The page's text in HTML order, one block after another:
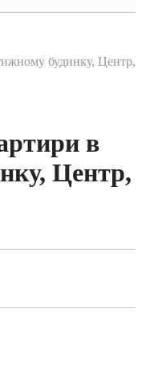
будинку, Центр,
в
Центр,